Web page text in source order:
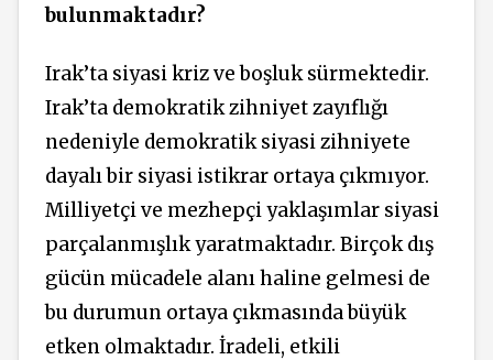
bulunmaktadır?
Irak’ta siyasi kriz ve boşluk sürmektedir.
Irak’ta demokratik zihniyet zayıflığı
nedeniyle demokratik siyasi zihniyete
dayalı bir siyasi istikrar ortaya çıkmıyor.
Milliyetçi ve mezhepçi yaklaşımlar siyasi
parçalanmışlık yaratmaktadır. Birçok dış
gücün mücadele alanı haline gelmesi de
bu durumun ortaya çıkmasında büyük
etken olmaktadır. İradeli, etkili